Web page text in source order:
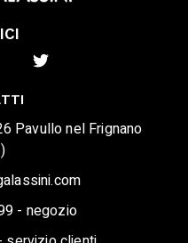
Pavullo nel Frignano
- negozio